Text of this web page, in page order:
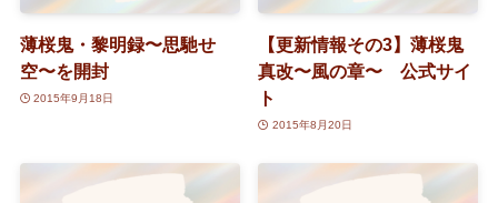
薄桜鬼・黎明録〜思馳せ
空〜を開封
2015年9月18日
【更新情報その3】薄桜鬼
真改〜風の章〜 公式サイ
ト
2015年8月20日